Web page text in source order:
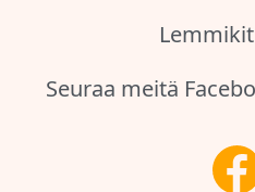
Seuraa meitä